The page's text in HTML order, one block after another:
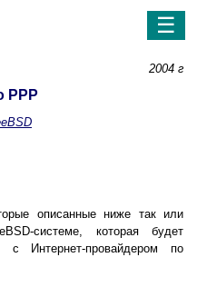
☰
2004 г
PPP
описанные ниже так или
системе, которая будет
с Интернет-провайдером по